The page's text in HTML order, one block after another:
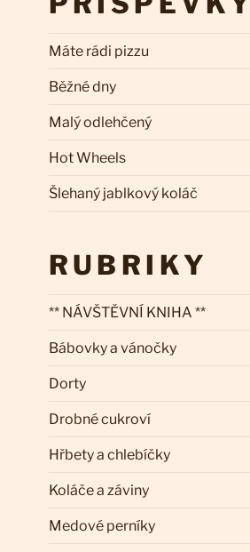
Máte rádi pizzu
Běžné dny
Malý odlehčený
Hot Wheels
Šlehaný jablkový koláč
RUBRIKY
** NÁVŠTĚVNÍ KNIHA **
Bábovky a vánočky
Dorty
Drobné cukroví
Hřbety a chlebíčky
Koláče a záviny
Medové perníky